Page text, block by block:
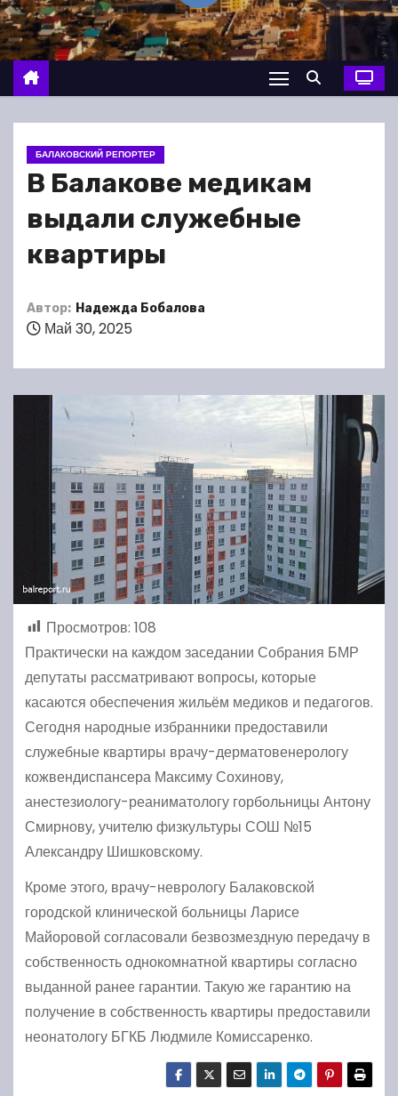
о
м
у
БАЛАКОВСКИЙ РЕПОРТЕР
В Балакове медикам
выдали служебные
квартиры
Автор: Надежда Бобалова
Май 30, 2025
Просмотров: 108
Практически на каждом заседании Собрания БМР
депутаты рассматривают вопросы, которые
касаются обеспечения жильём медиков и педагогов.
Сегодня народные избранники предоставили
служебные квартиры врачу-дерматовенерологу
кожвендиспансера Максиму Сохинову,
анестезиологу-реаниматологу горбольницы Антону
Смирнову, учителю физкультуры СОШ №15
Александру Шишковскому.
Кроме этого, врачу-неврологу Балаковской
городской клинической больницы Ларисе
Майоровой согласовали безвозмездную передачу в
собственность однокомнатной квартиры согласно
выданной ранее гарантии. Такую же гарантию на
получение в собственность квартиры предоставили
неонатологу БГКБ Людмиле Комиссаренко.